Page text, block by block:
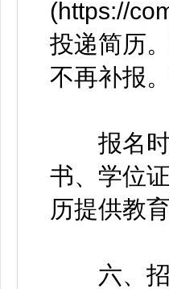
(https://
投递简历。
不再补报
报名时
书、学位
历提供教
六、招